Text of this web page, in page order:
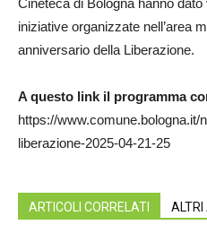
iniziative organizzate nell’area
anniversario della Liberazione.
A questo link il programma
https://www.comune.bologna.it/
liberazione-2025-04-21-25
ARTICOLI CORRELATI ALTRI